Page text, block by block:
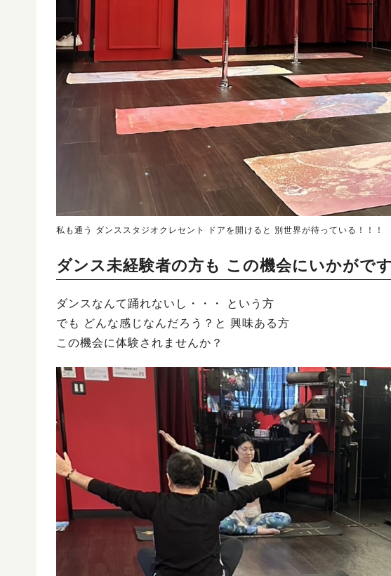
私も通う ダンススタジオクレセント ドアを開けると 別世界が待っている！！！
ダンス未経験者の方も この機会にいかがで
ダンスなんて踊れないし・・・ という方
でも どんな感じなんだろう？と 興味ある方
この機会に体験されませんか？